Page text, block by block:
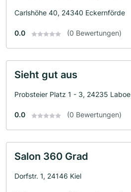
Carlshöhe 40, 24340 Eckernförde
0.0 (0 Bewertungen)
Sieht gut aus
Probsteier Platz 1 - 3, 24235 Laboe
0.0 (0 Bewertungen)
Salon 360 Grad
Dorfstr. 1, 24146 Kiel